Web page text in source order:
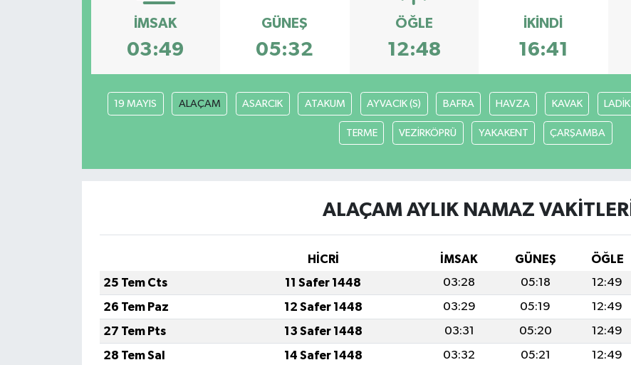
İMSAK
03:49
GÜNEŞ
05:32
ÖĞLE
12:48
İKINDI
16:41
19 MAYIS ALAÇAM ASARCIK ATAKUM AYVACIK (S) BAFRA HAVZA KAVAK LADİK
TERME VEZİRKÖPRÜ YAKAKENT ÇARŞAMBA
ALAÇAM AYLIK NAMAZ VAKITLERI
HİCRİ İMSAK GÜNEŞ ÖĞLE
25 Tem Cts
11 Safer 1448 03:28 05:18 12:49
26 Tem Paz
12 Safer 1448 03:29 05:19 12:49
27 Tem Pts
13 Safer 1448 03:31 05:20 12:49
28 Tem Sal
14 Safer 1448 03:32 05:21 12:49
GÜNCEL